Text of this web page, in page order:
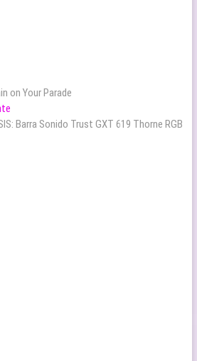
on Your Parade
siguiente:
Barra Sonido Trust GXT 619 Thorne RGB